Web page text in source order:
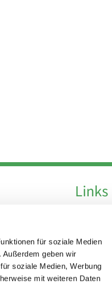
für soziale Medien
geben wir
soziale Medien, Werbung
mit weiteren Daten
Links
Impressum